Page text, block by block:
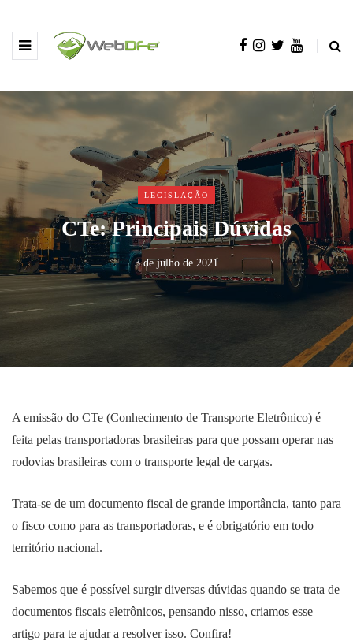
LEGISLAÇÃO
CTe: Principais Dúvidas
3 de julho de 2021
A emissão do CTe (Conhecimento de Transporte Eletrônico) é
feita pelas transportadoras brasileiras para que possam operar nas
rodovias brasileiras com o transporte legal de cargas.
Trata-se de um documento fiscal de grande importância, tanto para
o fisco como para as transportadoras, e é obrigatório em todo
território nacional.
Sabemos que é possível surgir diversas dúvidas quando se trata de
documentos fiscais eletrônicos, pensando nisso, criamos esse
artigo para te ajudar a resolver isso. Confira!